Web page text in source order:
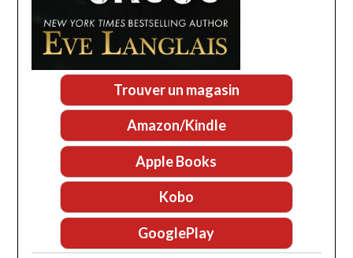
Trouver un magasin
Amazon/Kindle
Apple Books
Kobo
GooglePlay